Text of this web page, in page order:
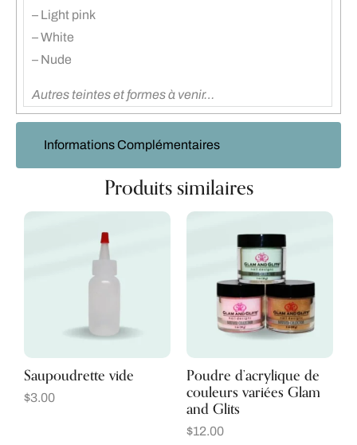
Informations Complémentaires
– Light pink
– White
– Nude
Autres teintes et formes à venir…
Produits similaires
Saupoudrette vide
$3.00
Poudre d’acrylique de
couleurs variées Glam
and Glits
$12.00